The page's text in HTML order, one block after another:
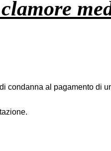
condanna al pagamento